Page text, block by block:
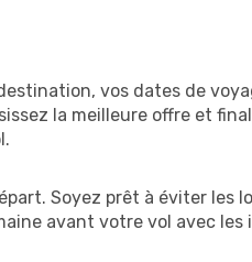
vos dates de
la meilleure offre et
Soyez prêt à éviter les
avant votre vol avec